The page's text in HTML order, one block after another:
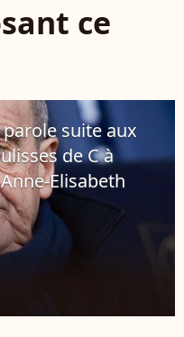
ce
suite aux
de C à
Elisabeth